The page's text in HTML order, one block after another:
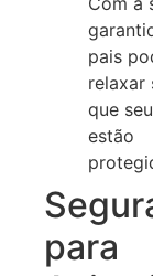
pais
relaxar
que
estão
para